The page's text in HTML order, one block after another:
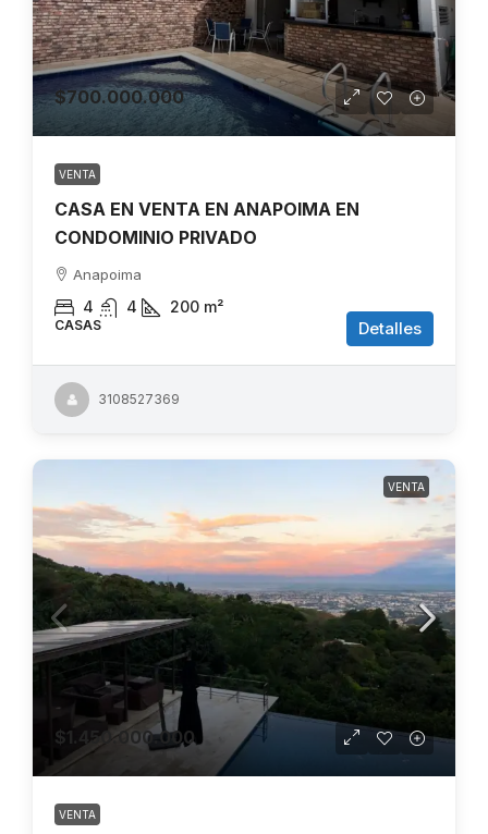
$700.000.000
VENTA
CASA EN VENTA EN ANAPOIMA EN
CONDOMINIO PRIVADO
Anapoima
4 4 200 m²
CASAS Detalles
3108527369
VENTA
$1.450.000.000
VENTA